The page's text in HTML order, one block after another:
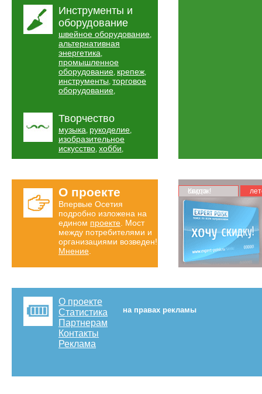
Инструменты и
оборудование
швейное оборудование,
альтернативная
энергетика,
промышленное
оборудование, крепеж,
инструменты, торговое
оборудование,
Творчество
музыка, рукоделие,
изобразительное
искусство, хобби,
О проекте
Впервые Осетия
подробно изложена на
едином проекте . Мост
между потребителями и
организациями возведен!
Мнение
Карта скидок!
О проекте
Статистика
Партнерам
Контакты
Реклама
на правах рекламы